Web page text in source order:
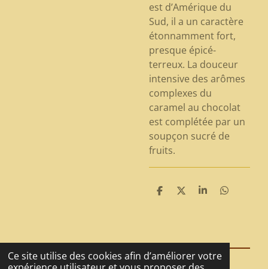
Ce site utilise des cookies afin d’améliorer votre
est d’Amérique du
Sud, il a un caractère
étonnamment fort,
presque épicé-
terreux. La douceur
intensive des arômes
complexes du
caramel au chocolat
est complétée par un
soupçon sucré de
fruits.
P
g
r
P
g
r
P
g
r
P
g